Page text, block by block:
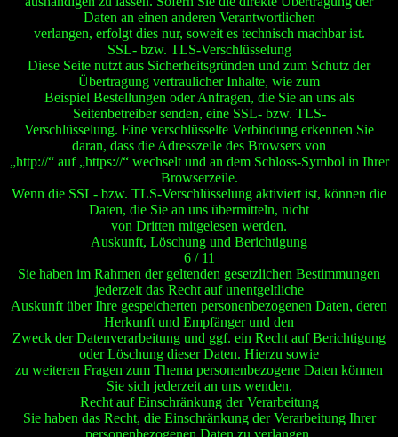
Daten an einen anderen Verantwortlichen
verlangen, erfolgt dies nur, soweit es technisch machbar ist.
SSL- bzw. TLS-Verschlüsselung
Diese Seite nutzt aus Sicherheitsgründen und zum Schutz der
Übertragung vertraulicher Inhalte, wie zum
Beispiel Bestellungen oder Anfragen, die Sie an uns als
Seitenbetreiber senden, eine SSL- bzw. TLS-
Verschlüsselung. Eine verschlüsselte Verbindung erkennen Sie
daran, dass die Adresszeile des Browsers von
„http://“ auf „https://“ wechselt und an dem Schloss-Symbol in Ihrer
Browserzeile.
Wenn die SSL- bzw. TLS-Verschlüsselung aktiviert ist, können die
Daten, die Sie an uns übermitteln, nicht
von Dritten mitgelesen werden.
Auskunft, Löschung und Berichtigung
6 / 11
Sie haben im Rahmen der geltenden gesetzlichen Bestimmungen
jederzeit das Recht auf unentgeltliche
Auskunft über Ihre gespeicherten personenbezogenen Daten, deren
Herkunft und Empfänger und den
Zweck der Datenverarbeitung und ggf. ein Recht auf Berichtigung
oder Löschung dieser Daten. Hierzu sowie
zu weiteren Fragen zum Thema personenbezogene Daten können
Sie sich jederzeit an uns wenden.
Recht auf Einschränkung der Verarbeitung
Sie haben das Recht, die Einschränkung der Verarbeitung Ihrer
personenbezogenen Daten zu verlangen.